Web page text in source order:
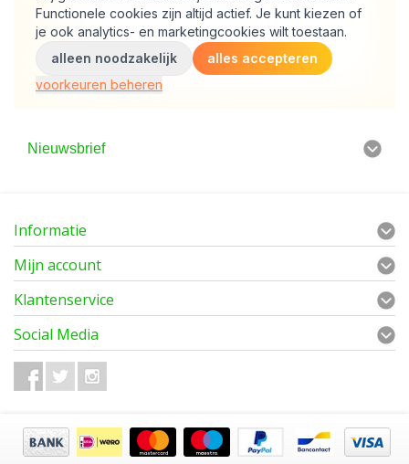
Nieuwsbrief
Informatie
Mijn account
Klantenservice
Social Media